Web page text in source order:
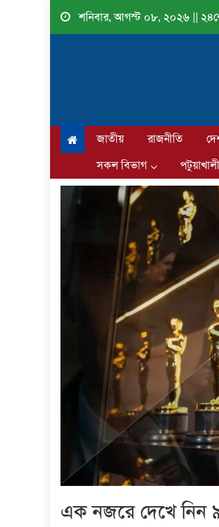
Skip
শনিবার, আগস্ট ০৮, ২০২৬ || ২৪শে
জাতীয় রাজনীতি
সকল বিভাগ
পটুয়াখালী
এক নজরে দেখে নিন